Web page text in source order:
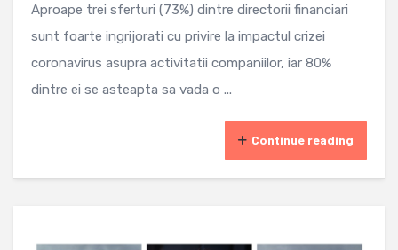
Aproape trei sferturi (73%) dintre directorii financiari
sunt foarte ingrijorati cu privire la impactul crizei
coronavirus asupra activitatii companiilor, iar 80%
dintre ei se asteapta sa vada o ...
Continue reading